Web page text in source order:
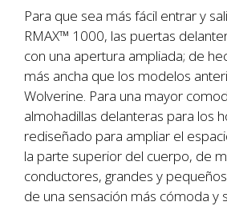
Para que sea más fácil entrar y
RMAX™ 1000, las puertas
con una apertura ampliada; de
más ancha que los modelos
Wolverine. Para una mayor
almohadillas delanteras para los
rediseñado para ampliar el
la parte superior del cuerpo, de
conductores, grandes y
de una sensación más cómoda y